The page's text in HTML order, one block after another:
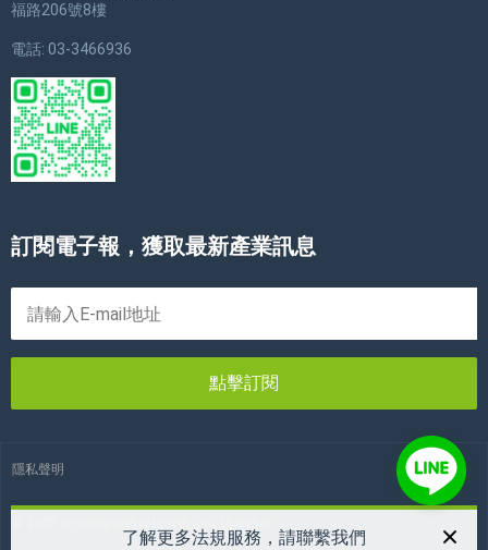
了解更多法規服務，請聯繫我們
福路206號8樓
電話: 03-3466936
訂閱電子報，獲取最新產業訊息
點擊訂閱
隱私聲明